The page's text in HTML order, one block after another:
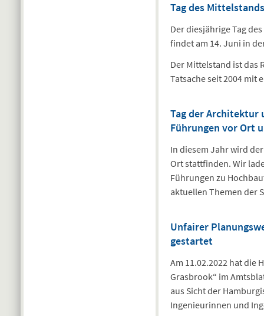
Tag des
Der diesjährige Tag
findet am 14. Juni in
Der Mittelstand ist das
Tatsache seit 2004 mit
Tag der Architektur
Führungen vor Ort
In diesem Jahr wird
Ort stattfinden. Wir
Führungen zu
aktuellen Themen der
Unfairer
gestartet
Am 11.02.2022 hat die
Grasbrook“ im
aus Sicht der
Ingenieurinnen und